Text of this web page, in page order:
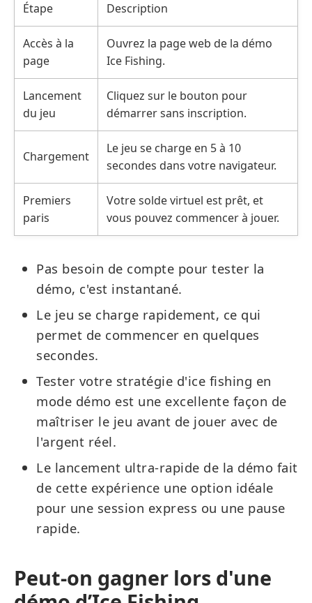
Étape Description
Accès à la
page
Ouvrez la page web de la démo
Ice Fishing.
Lancement
du jeu
Cliquez sur le bouton pour
démarrer sans inscription.
Chargement
Le jeu se charge en 5 à 10
secondes dans votre navigateur.
Premiers
paris
Votre solde virtuel est prêt, et
vous pouvez commencer à jouer.
Pas besoin de compte pour tester la
démo, c'est instantané.
Le jeu se charge rapidement, ce qui
permet de commencer en quelques
secondes.
Tester votre stratégie d'ice fishing en
mode démo est une excellente façon de
maîtriser le jeu avant de jouer avec de
l'argent réel.
Le lancement ultra-rapide de la démo fait
de cette expérience une option idéale
pour une session express ou une pause
rapide.
Peut-on gagner lors d'une